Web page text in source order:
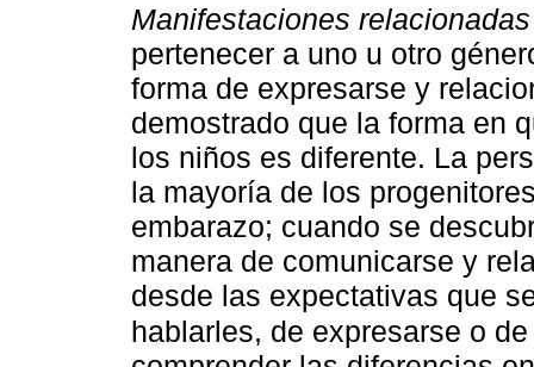
Manifestaciones
pertenecer a uno u otro
forma de expresarse y
demostrado que la forma en
los niños es diferente. La
la mayoría de los
embarazo; cuando se
manera de comunicarse y
desde las expectativas que
hablarles, de expresarse o